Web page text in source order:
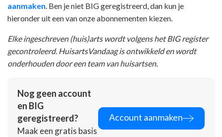
aanmaken . Ben je niet BIG geregistreerd, dan kun je
hieronder uit een van onze abonnementen kiezen.
Elke ingeschreven (huis)arts wordt volgens het BIG register
gecontroleerd. HuisartsVandaag is ontwikkeld en wordt
onderhouden door een team van huisartsen.
Nog geen account
en BIG
geregistreerd?
Maak een gratis basis
Account aanmaken